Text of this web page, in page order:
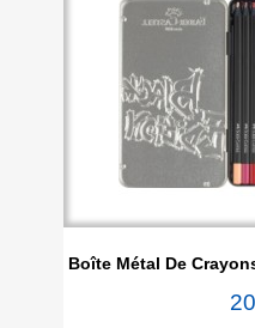
Boîte Métal De